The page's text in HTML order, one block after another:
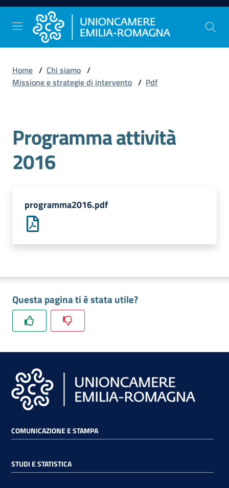
Vai al contenuto
Vai alla navigazione
Vai al footer
Comunicazione
Studi
e
Statistica
Orientamento
Promozione
Innovazione
delle
Imprese
Chi
Home / Chi siamo /
Missione e strategie di intervento / Pdf
Programma attività
2016
programma2016.pdf
Questa pagina ti è stata utile?
COMUNICAZIONE E STAMPA
STUDI E STATISTICA